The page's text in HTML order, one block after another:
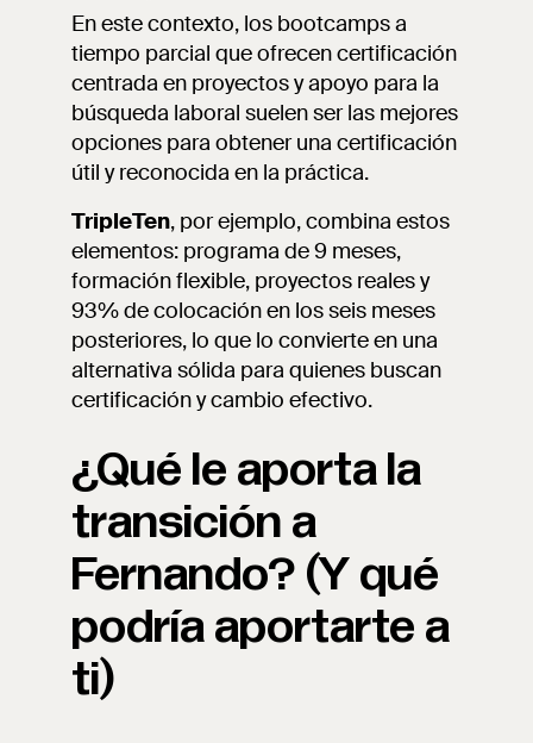
En este contexto, los bootcamps a
tiempo parcial que ofrecen certificación
centrada en proyectos y apoyo para la
búsqueda laboral suelen ser las mejores
opciones para obtener una certificación
útil y reconocida en la práctica.
TripleTen, por ejemplo, combina estos
elementos: programa de 9 meses,
formación flexible, proyectos reales y
93% de colocación en los seis meses
posteriores, lo que lo convierte en una
alternativa sólida para quienes buscan
certificación y cambio efectivo.
¿Qué le aporta la
transición a
Fernando? (Y qué
podría aportarte a
ti)